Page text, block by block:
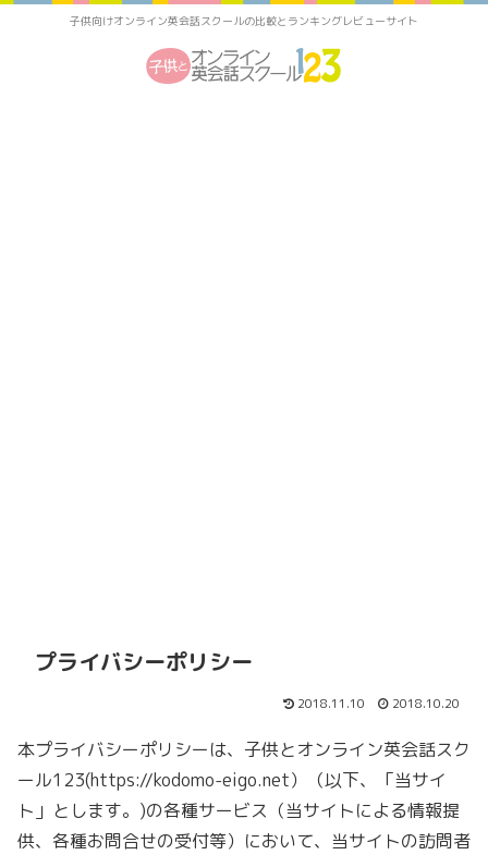
子供向けオンライン英会話スクールの比較とランキングレビューサイト
プライバシーポリシー
2018.11.10 2018.10.20
本プライバシーポリシーは、子供とオンライン英会話スク
ール123(https://kodomo-eigo.net）（以下、「当サイ
ト」とします。)の各種サービス（当サイトによる情報提
供、各種お問合せの受付等）において、当サイトの訪問者